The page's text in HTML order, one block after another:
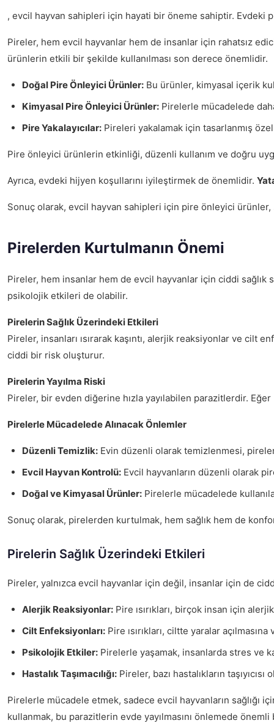
, evcil hayvan sahipleri için hayati bir öneme sahiptir. Evdeki
Pireler, hem evcil hayvanlar hem de insanlar için rahatsız
ürünlerin etkili bir şekilde kullanılması son derece önemlidir.
Doğal Pire Önleyici Ürünler: Bu ürünler, kimyasal içerik
Kimyasal Pire Önleyici Ürünler: Pirelerle mücadelede
Pire Yakalayıcılar: Pireleri yakalamak için tasarlanmış
Pire önleyici ürünlerin etkinliği, düzenli kullanım ve doğru
Ayrıca, evdeki hijyen koşullarını iyileştirmek de önemlidir.
Sonuç olarak, evcil hayvan sahipleri için pire önleyici ürünler,
Pirelerden Kurtulmanın Önemi
Pireler, hem insanlar hem de evcil hayvanlar için ciddi
psikolojik etkileri de olabilir.
Pirelerin Sağlık Üzerindeki Etkileri
Pireler, insanları ısırarak kaşıntı, alerjik reaksiyonlar ve cilt
ciddi bir risk oluşturur.
Pirelerin Yayılma Riski
Pireler, bir evden diğerine hızla yayılabilen parazitlerdir.
Pirelerle Mücadelede Alınacak Önlemler
Düzenli Temizlik: Evin düzenli olarak temizlenmesi,
Evcil Hayvan Kontrolü: Evcil hayvanların düzenli olarak
Doğal ve Kimyasal Ürünler: Pirelerle mücadelede
Sonuç olarak, pirelerden kurtulmak, hem sağlık hem de
Pirelerin Sağlık Üzerindeki Etkileri
Pireler, yalnızca evcil hayvanlar için değil, insanlar için de
Alerjik Reaksiyonlar: Pire ısırıkları, birçok insan için
Cilt Enfeksiyonları: Pire ısırıkları, ciltte yaralar
Psikolojik Etkiler: Pirelerle yaşamak, insanlarda stres ve
Hastalık Taşımacılığı: Pireler, bazı hastalıkların
Pirelerle mücadele etmek, sadece evcil hayvanların sağlığı
kullanmak, bu parazitlerin evde yayılmasını önlemede